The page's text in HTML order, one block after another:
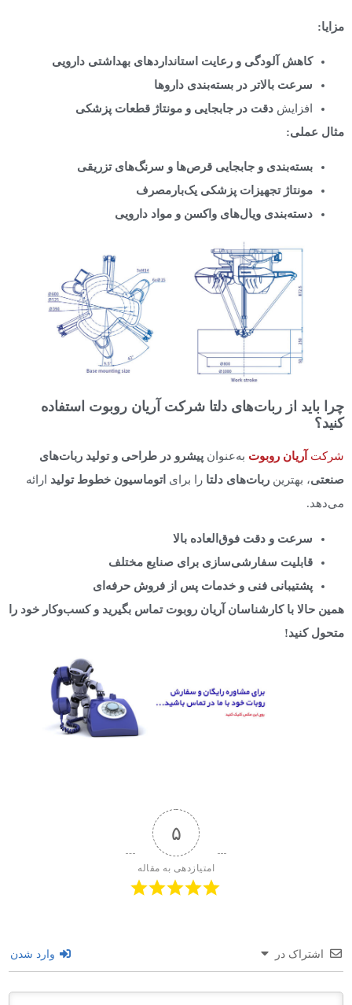
مزایا:
کاهش آلودگی و رعایت استانداردهای بهداشتی دارویی
سرعت بالاتر در بسته‌بندی داروها
افزایش دقت در جابجایی و مونتاژ قطعات پزشکی
مثال عملی:
بسته‌بندی و جابجایی قرص‌ها و سرنگ‌های تزریقی
مونتاژ تجهیزات پزشکی یک‌بارمصرف
دسته‌بندی ویال‌های واکسن و مواد دارویی
چرا باید از ربات‌های دلتا شرکت آریان روبوت استفاده
کنید؟
شرکت آریان روبوت به‌عنوان پیشرو در طراحی و تولید ربات‌های
صنعتی، بهترین ربات‌های دلتا را برای اتوماسیون خطوط تولید ارائه
می‌دهد.
سرعت و دقت فوق‌العاده بالا
قابلیت سفارشی‌سازی برای صنایع مختلف
پشتیبانی فنی و خدمات پس از فروش حرفه‌ای
همین حالا با کارشناسان آریان روبوت تماس بگیرید و کسب‌وکار خود را
متحول کنید!
۵
امتیازدهی به مقاله
اشتراک در وارد شدن